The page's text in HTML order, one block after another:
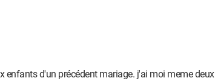
enfants d'un précédent mariage. j'ai moi meme deux